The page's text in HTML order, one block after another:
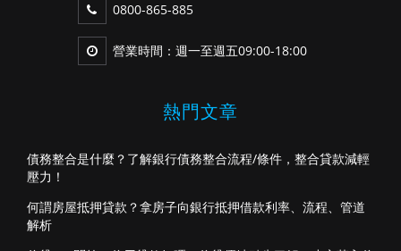
0800-865-885
營業時間：週一至週五09:00-18:00
熱門文章
債務整合是什麼？了解銀行債務整合流程/條件，整合貸款減輕
壓力！
何謂房屋抵押貸款？拿房子向銀行抵押借款利率、流程、管道
解析